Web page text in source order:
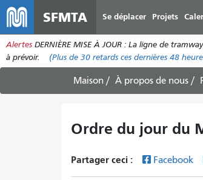
SFMTA Se déplacer Projets
Alertes DERNIÈRE MISE À JOUR : La ligne de
à prévoir.
(Plus de 30 retards ces dernières 48
Maison À propos de nous
Ordre du jour du
Partager ceci : Facebook